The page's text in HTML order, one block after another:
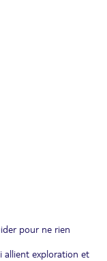
pour ne rien
allient exploration et